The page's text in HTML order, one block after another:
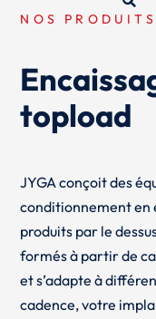
NOS PRODUITS
topload
JYGA conçoit des
conditionnement en
produits par le
formés à partir de
et s’adapte à
cadence, votre